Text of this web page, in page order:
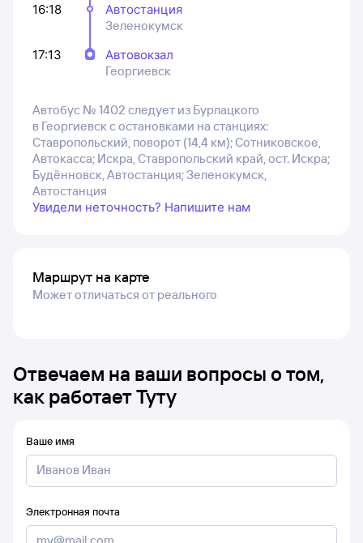
16:18
Автостанция
Зеленокумск
17:13
Автовокзал
Георгиевск
Автобус № 1402 следует из Бурлацкого
в Георгиевск с остановками на станциях:
Ставропольский, поворот (14,4 км); Сотниковское,
Автокасса; Искра, Ставропольский край, ост. Искра;
Будённовск, Автостанция; Зеленокумск,
Автостанция
Увидели неточность? Напишите нам
Маршрут на карте
Может отличаться от реального
Отвечаем на ваши вопросы о том,
как работает Туту
Ваше имя
Электронная почта